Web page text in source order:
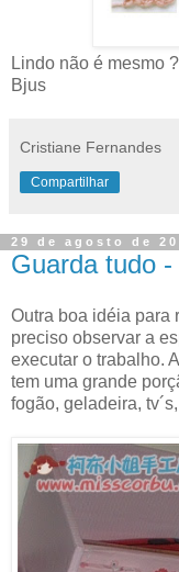
Lindo não é mesmo ?
Bjus
Cristiane Fernandes
Compartilhar
29 de agosto de
Guarda tudo
Outra boa idéia para
preciso observar a
executar o trabalho.
tem uma grande
fogão, geladeira,